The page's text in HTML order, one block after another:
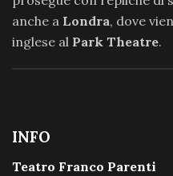
anche a Londra, dove
inglese al Park Theatre.
INFO
Teatro Franco Parenti